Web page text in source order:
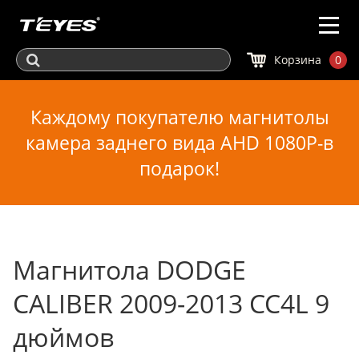
Корзина 0
Каждому покупателю магнитолы
камера заднего вида AHD 1080P-в
подарок!
Магнитола DODGE
CALIBER 2009-2013 CC4L 9
дюймов